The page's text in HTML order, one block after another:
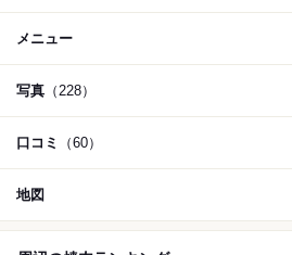
メニュー
写真 （228）
口コミ （60）
地図